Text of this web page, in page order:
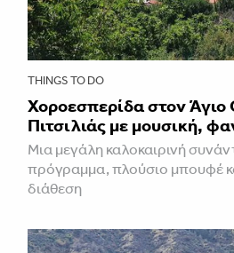
THINGS TO DO
Χοροεσπερίδα στον
Πιτσιλιάς με μουσική,
Μια μεγάλη καλοκαιρινή
πρόγραμμα, πλούσιο μπουφέ
διάθεση